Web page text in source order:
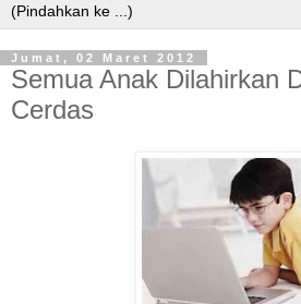
Jumat, 02 Maret 2012
Semua Anak Dilahirkan
Cerdas